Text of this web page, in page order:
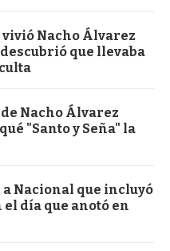
Nacho Álvarez
que llevaba
Nacho Álvarez
"Santo y Seña" la
Nacional que incluyó
el día que anotó en